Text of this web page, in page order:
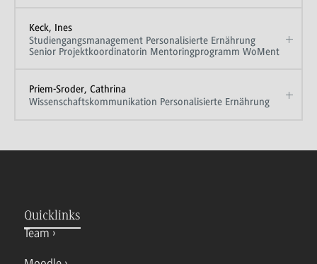
Keck, Ines
Studiengangsmanagement Personalisierte Ernährung
Senior Projektkoordinatorin Mentoringprogramm WoMent
Priem-Sroder, Cathrina
Wissenschaftskommunikation Personalisierte Ernährung
Quicklinks
Team